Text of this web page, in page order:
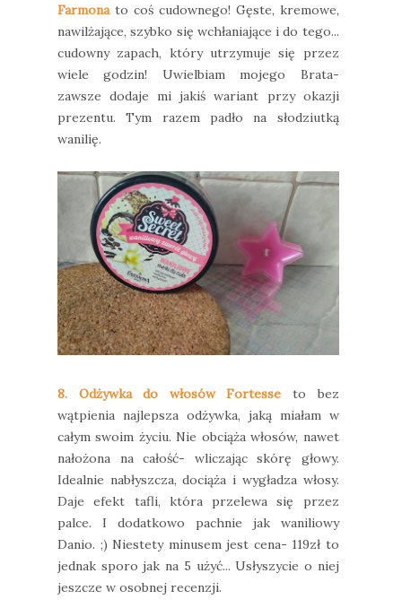
Farmonato coś cudownego! Gęste, kremowe,
nawilżające, szybko się wchłaniające i do tego...
cudowny zapach, który utrzymuje się przez
wiele godzin! Uwielbiam mojego Brata-
zawsze dodaje mi jakiś wariant przy okazji
prezentu. Tym razem padło na słodziutką
wanilię.
8. Odżywka do włosów Fortesse to bez
wątpienia najlepsza odżywka, jaką miałam w
całym swoim życiu. Nie obciąża włosów, nawet
nałożona na całość- wliczając skórę głowy.
Idealnie nabłyszcza, dociąża i wygładza włosy.
Daje efekt tafli, która przelewa się przez
palce. I dodatkowo pachnie jak waniliowy
Danio. ;) Niestety minusem jest cena- 119zł to
jednak sporo jak na 5 użyć... Usłyszycie o niej
jeszcze w osobnej recenzji.